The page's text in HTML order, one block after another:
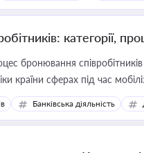
категорії,
бронювання
країни сферах під час
Банківська діяльність